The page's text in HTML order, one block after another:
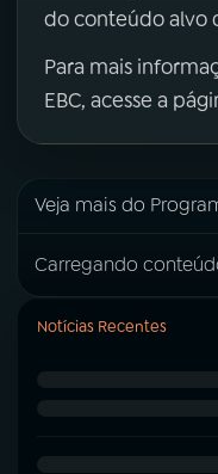
do conteúdo alvo
Para mais
EBC, acesse a
Veja mais do
Carregando
Notícias Recentes